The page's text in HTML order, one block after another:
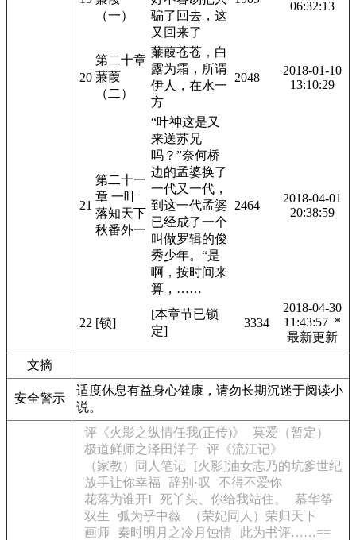
（一）
骗了回去，这
又回来了
06:32:13
20
第二十章
蒹葭
（二）
蒹葭苍苍，白
露为霜，所谓
伊人，在水一
方
2048
2018-01-10
13:10:29
21
第二十一
章 一叶
落知天下
秋番外一
“叶神这是又
来送苏兄
吗？”奈何桥
边的孟婆换了
一代又一代，
到这一代孟婆
已经成了一个
叫做罗辑的俊
秀少年。“是
啊，按时间来
算，……
2464
2018-04-01
20:38:59
22 [锁]
[本章节已锁
定]
3334
2018-04-30
11:43:57 *
最新更新
文摘
安全警示
适度休息有益身心健康，请勿长期沉迷于阅读小
说。
评《火影之纵情任我(正传)》
莫爱（暂定）
极道鲜师之泽田洋子
评《流江记》
（家教）同人笔记
[火影]油女志乃的坑爹世纪
放手让你幸福
辞别·叹
不得不爱你
花落为谁开I 死丫头、你给我站住。
慕华筝
双生
弧为乎中薇
（荣妃同人）荣归天下
画师
秦时明月之冷月蚀情
此为书评……==